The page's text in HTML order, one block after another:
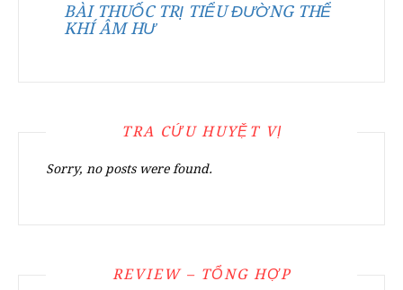
BÀI THUỐC TRỊ TIỂU ĐƯỜNG THỂ
KHÍ ÂM HƯ
TRA CỨU HUYỆT VỊ
Sorry, no posts were found.
REVIEW – TỔNG HỢP